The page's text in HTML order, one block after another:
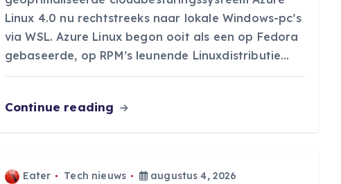
Linux 4.0 nu rechtstreeks naar lokale Windows-pc’s
via WSL. Azure Linux begon ooit als een op Fedora
gebaseerde, op RPM’s leunende Linuxdistributie…
Continue reading
Eater Tech nieuws augustus 4, 2026